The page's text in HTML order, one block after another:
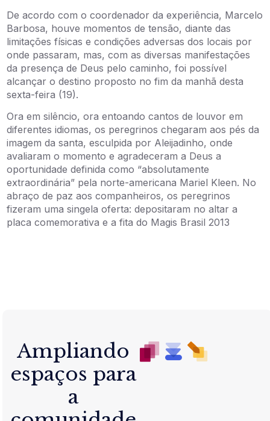
De acordo com o coordenador da experiência, Marcelo
Barbosa, houve momentos de tensão, diante das
limitações físicas e condições adversas dos locais por
onde passaram, mas, com as diversas manifestações
da presença de Deus pelo caminho, foi possível
alcançar o destino proposto no fim da manhã desta
sexta-feira (19).
Ora em silêncio, ora entoando cantos de louvor em
diferentes idiomas, os peregrinos chegaram aos pés da
imagem da santa, esculpida por Aleijadinho, onde
avaliaram o momento e agradeceram a Deus a
oportunidade definida como “absolutamente
extraordinária” pela norte-americana Mariel Kleen. No
abraço de paz aos companheiros, os peregrinos
fizeram uma singela oferta: depositaram no altar a
placa comemorativa e a fita do Magis Brasil 2013
Ampliando
espaços para
a